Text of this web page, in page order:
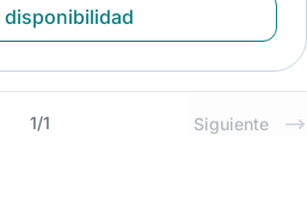
disponibilidad
1/1 Siguiente